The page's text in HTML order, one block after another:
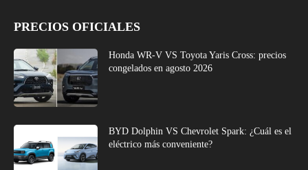
PRECIOS OFICIALES
Honda WR-V VS Toyota Yaris Cross: precios
congelados en agosto 2026
BYD Dolphin VS Chevrolet Spark: ¿Cuál es el
eléctrico más conveniente?